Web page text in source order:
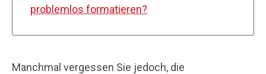
problemlos formatieren?
Manchmal vergessen Sie jedoch, die